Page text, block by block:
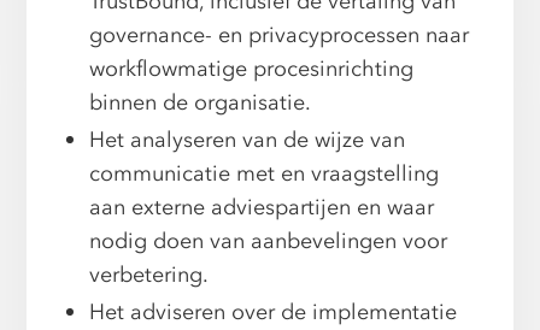
governance- en privacyprocessen naar
workflowmatige procesinrichting
binnen de organisatie.
Het analyseren van de wijze van
communicatie met en vraagstelling
aan externe adviespartijen en waar
nodig doen van aanbevelingen voor
verbetering.
Het adviseren over de implementatie